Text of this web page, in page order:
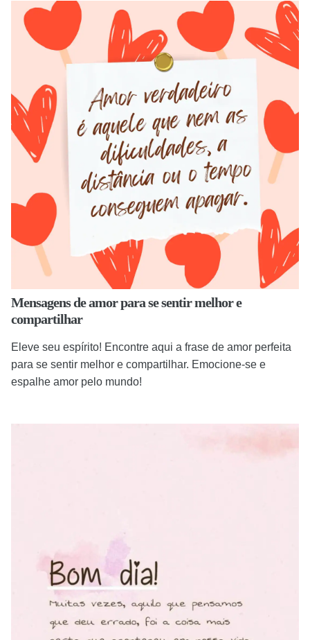
Mensagens de amor para se sentir melhor e
compartilhar
Eleve seu espírito! Encontre aqui a frase de amor perfeita
para se sentir melhor e compartilhar. Emocione-se e
espalhe amor pelo mundo!